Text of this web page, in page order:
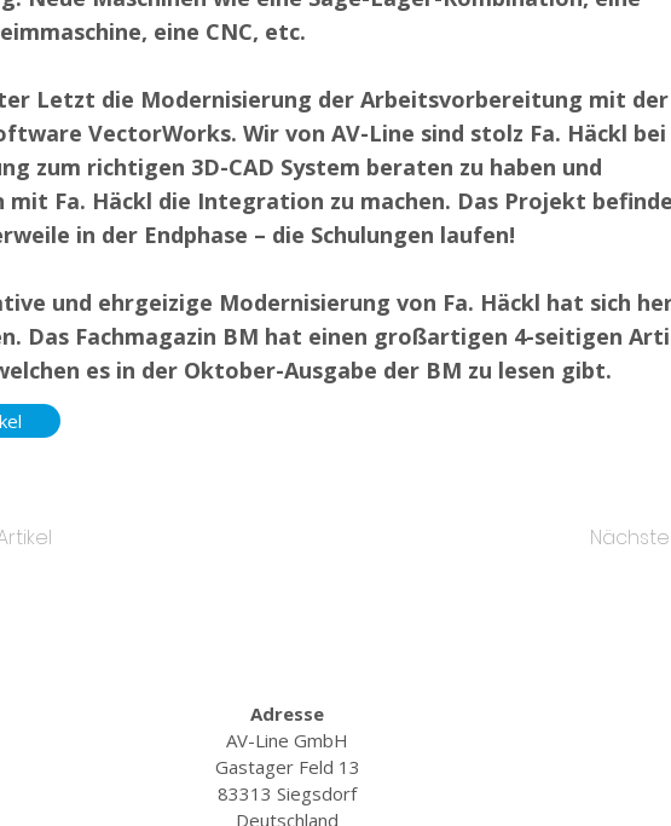
eine CNC, etc.
Letzt die Modernisierung der Arbeitsvorbereitung mit der
VectorWorks. Wir von AV-Line sind stolz Fa. Häckl
zum richtigen 3D-CAD System beraten zu haben und
mit Fa. Häckl die Integration zu machen. Das Projekt
in der Endphase – die Schulungen laufen!
und ehrgeizige Modernisierung von Fa. Häckl hat sich
Das Fachmagazin BM hat einen großartigen 4-seitigen
es in der Oktober-Ausgabe der BM zu lesen gibt.
Adresse
AV-Line GmbH
Gastager Feld 13
83313 Siegsdorf
Deutschland